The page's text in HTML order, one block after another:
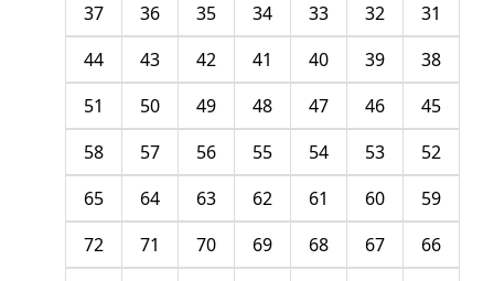
31
32
33
34
35
36
37
38
39
40
41
42
43
44
45
46
47
48
49
50
51
52
53
54
55
56
57
58
59
60
61
62
63
64
65
66
67
68
69
70
71
72